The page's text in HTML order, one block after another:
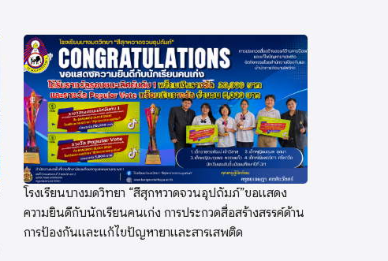
โรงเรียนบางมดวิทยา “สีสุกหวาดจวนอุปถัมภ์”ขอแสดง
ความยินดีกับนักเรียนคนเก่ง การประกวดสื่อสร้างสรรค์ด้าน
การป้องกันและแก้ไขปัญหายาและสารเสพติด